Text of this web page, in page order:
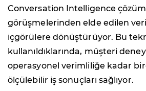
Conversation Intelligence
görüşmelerinden elde edilen
içgörülere dönüştürüyor. Bu
kullanıldıklarında, müşteri
operasyonel verimliliğe kadar
ölçülebilir iş sonuçları sağlıyor.